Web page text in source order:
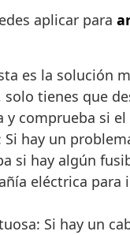
aplicar para
es la solución
tienes que
comprueba si
hay un
si hay algún
eléctrica
Si hay un